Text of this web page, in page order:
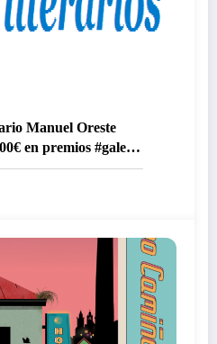
Manuel Oreste
en premios #galego